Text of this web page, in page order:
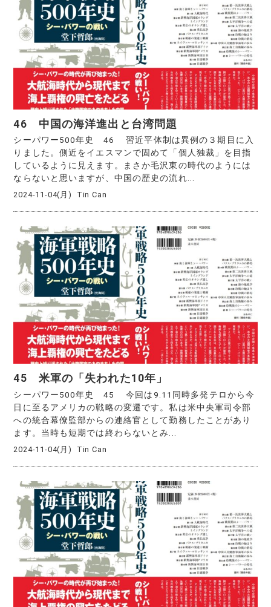
46 中国の海洋進出と台湾問題
シーパワー500年史 46 習近平体制は異例の３期目に入
りました。側近をイエスマンで固めて「個人独裁」を目指
しているように見えます。まさか毛沢東の時代のようには
ならないと思いますが、中国の歴史の流れ...
2024-11-04(月) Tin Can
45 米軍の「失われた10年」
シーパワー500年史 45 今回は9.11同時多発テロから今
日に至るアメリカの戦略の変遷です。私は米中央軍司令部
への統合幕僚監部からの連絡官として勤務したことがあり
ます。当時も短期では終わらないとみ...
2024-11-04(月) Tin Can